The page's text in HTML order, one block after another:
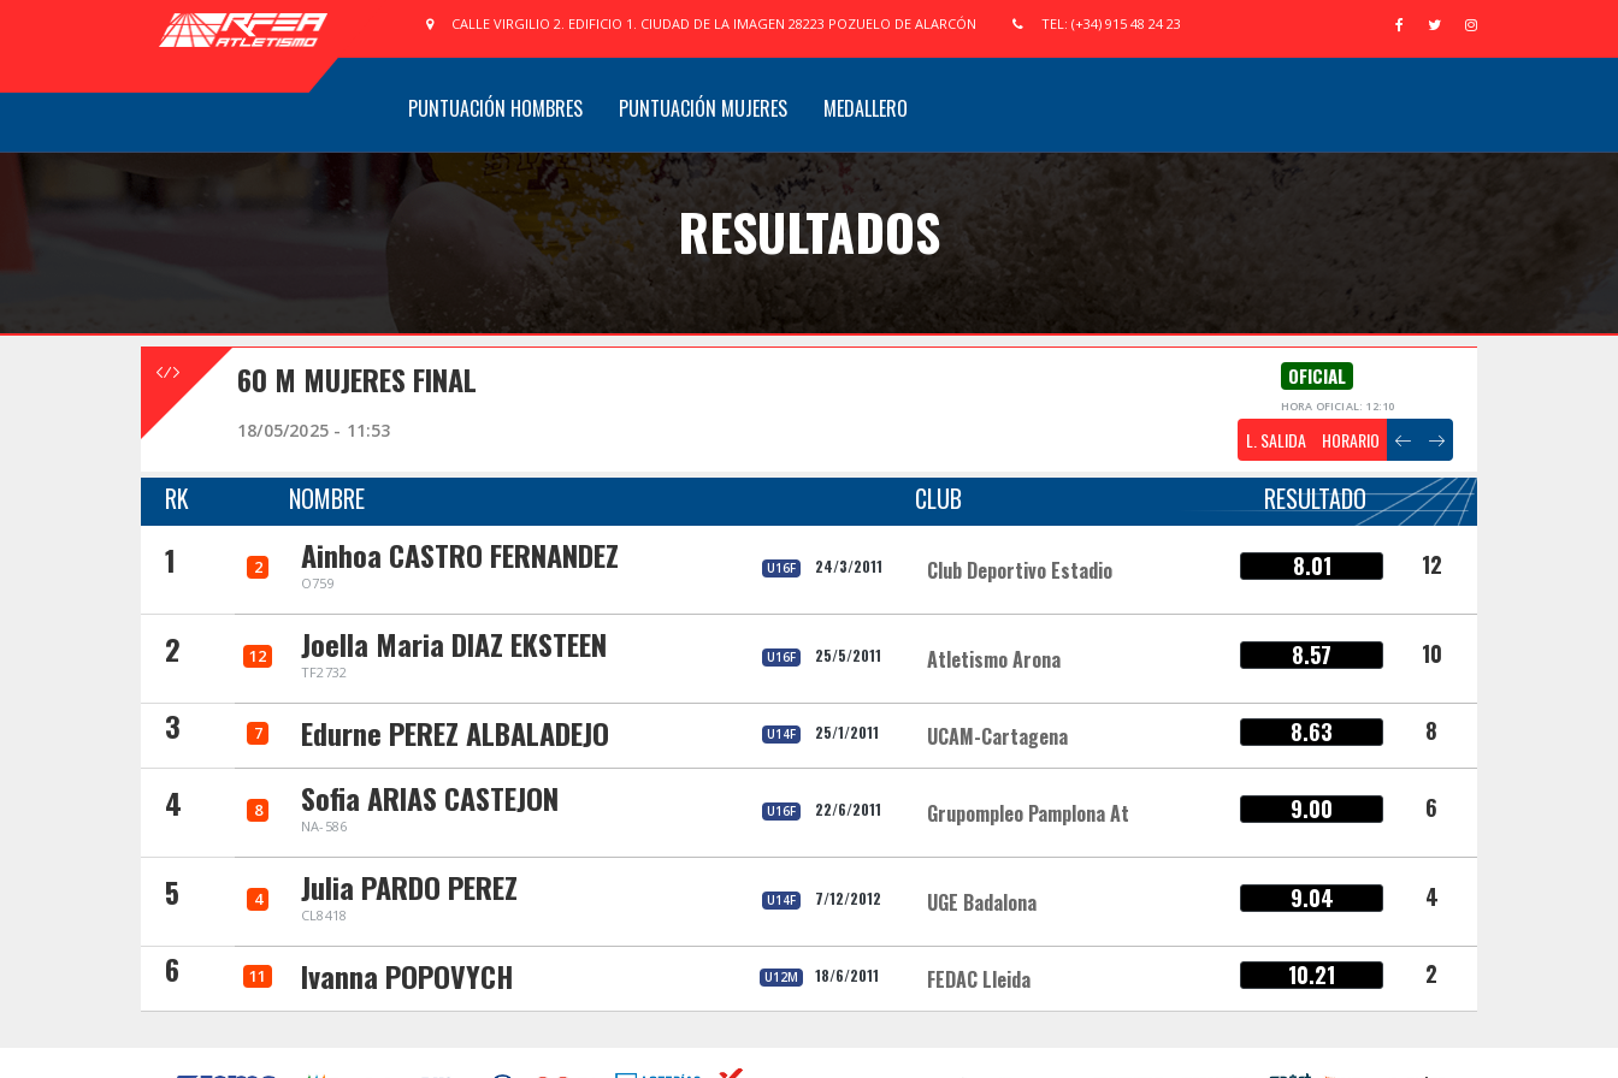
CALLE VIRGILIO 2. EDIFICIO 1. CIUDAD DE LA IMAGEN 28223 POZUELO DE ALARCÓN TEL: (+34) 915 48 24 23
PUNTUACIÓN HOMBRES PUNTUACIÓN MUJERES MEDALLERO
RESULTADOS
60 M MUJERES FINAL OFICIAL
HORA OFICIAL: 12:10
18/05/2025 - 11:53 L. SALIDA HORARIO
RK NOMBRE CLUB RESULTADO
1 2 Ainhoa CASTRO FERNANDEZ
O759
U16F 24/3/2011 Club Deportivo Estadio 8.01 12
2 12 Joella Maria DIAZ EKSTEEN
TF2732
U16F 25/5/2011 Atletismo Arona 8.57 10
3 7 Edurne PEREZ ALBALADEJO U14F 25/1/2011 UCAM-Cartagena 8.63 8
4 8 Sofia ARIAS CASTEJON
NA-586
U16F 22/6/2011 Grupompleo Pamplona At 9.00 6
5 4 Julia PARDO PEREZ
CL8418
U14F 7/12/2012 UGE Badalona 9.04 4
6 11 Ivanna POPOVYCH U12M 18/6/2011 FEDAC Lleida 10.21 2